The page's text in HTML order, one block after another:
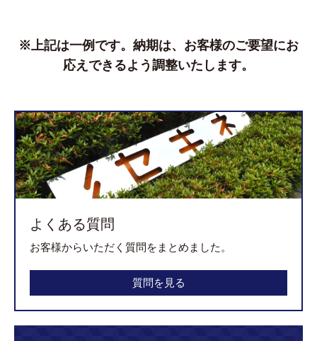
※上記は一例です。納期は、お客様のご要望にお
応えできるよう調整いたします。
よくある質問
お客様からいただく質問をまとめました。
質問を見る